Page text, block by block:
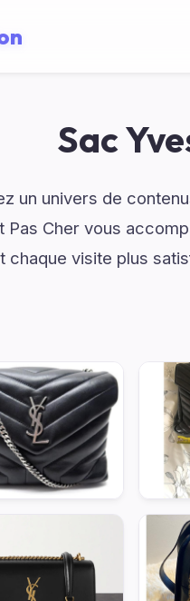
Sac
un univers de
Pas Cher vous
chaque visite plus